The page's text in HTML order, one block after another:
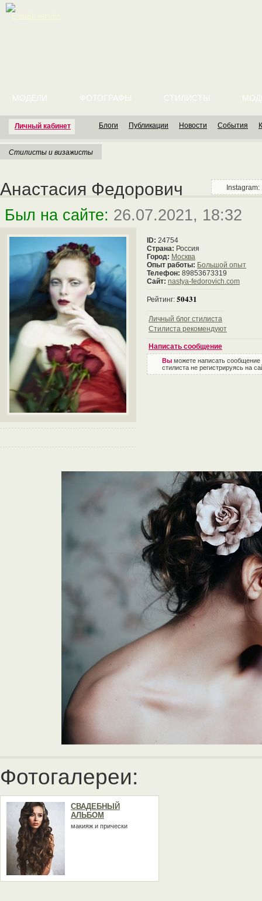
Личный кабинет
МОДЕЛИ ФОТОГРАФЫ СТИЛИСТЫ
Блоги Публикации Новости События
Стилисты и визажисты
Анастасия Федорович
Был на сайте: 26.07.2021, 18:32
ID: 24754
Страна: Россия
Город: Москва
Опыт работы: Большой опыт
Телефон: 89853673319
Сайт: nastya-fedorovich.com
Рейтинг: 50431
Личный блог стилиста
Стилиста рекомендуют
Написать сообщение
Вы можете написать сообщение
стилиста не регистрируясь на
Фотогалереи:
СВАДЕБНЫЙ
АЛЬБОМ
макияж и прически